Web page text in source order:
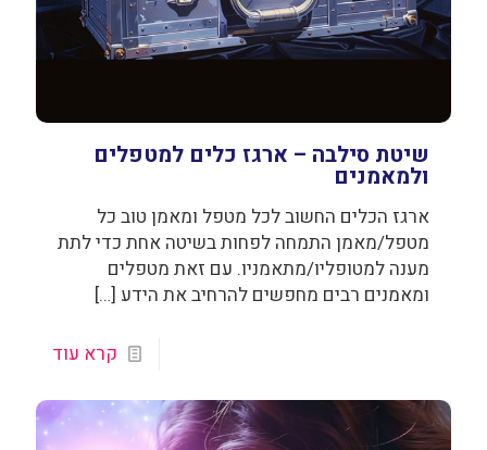
שיטת סילבה – ארגז כלים למטפלים
ולמאמנים
ארגז הכלים החשוב לכל מטפל ומאמן טוב כל
מטפל/מאמן התמחה לפחות בשיטה אחת כדי לתת
מענה למטופליו/מתאמניו. עם זאת מטפלים
ומאמנים רבים מחפשים להרחיב את הידע […]
קרא עוד